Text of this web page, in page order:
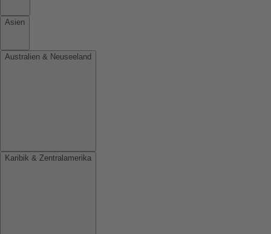
Asien
Australien & Neuseeland
Karibik & Zentralamerika